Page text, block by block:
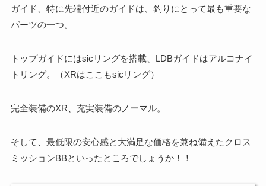
ガイド、特に先端付近のガイドは、釣りにとって最も重要な
パーツの一つ。
トップガイドにはsicリングを搭載、LDBガイドはアルコナイ
トリング。（XRはここもsicリング）
完全装備のXR、充実装備のノーマル。
そして、最低限の安心感と大満足な価格を兼ね備えたクロス
ミッションBBといったところでしょうか！！